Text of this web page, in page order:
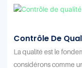
Contrôle De
La qualité est le
considérons comme